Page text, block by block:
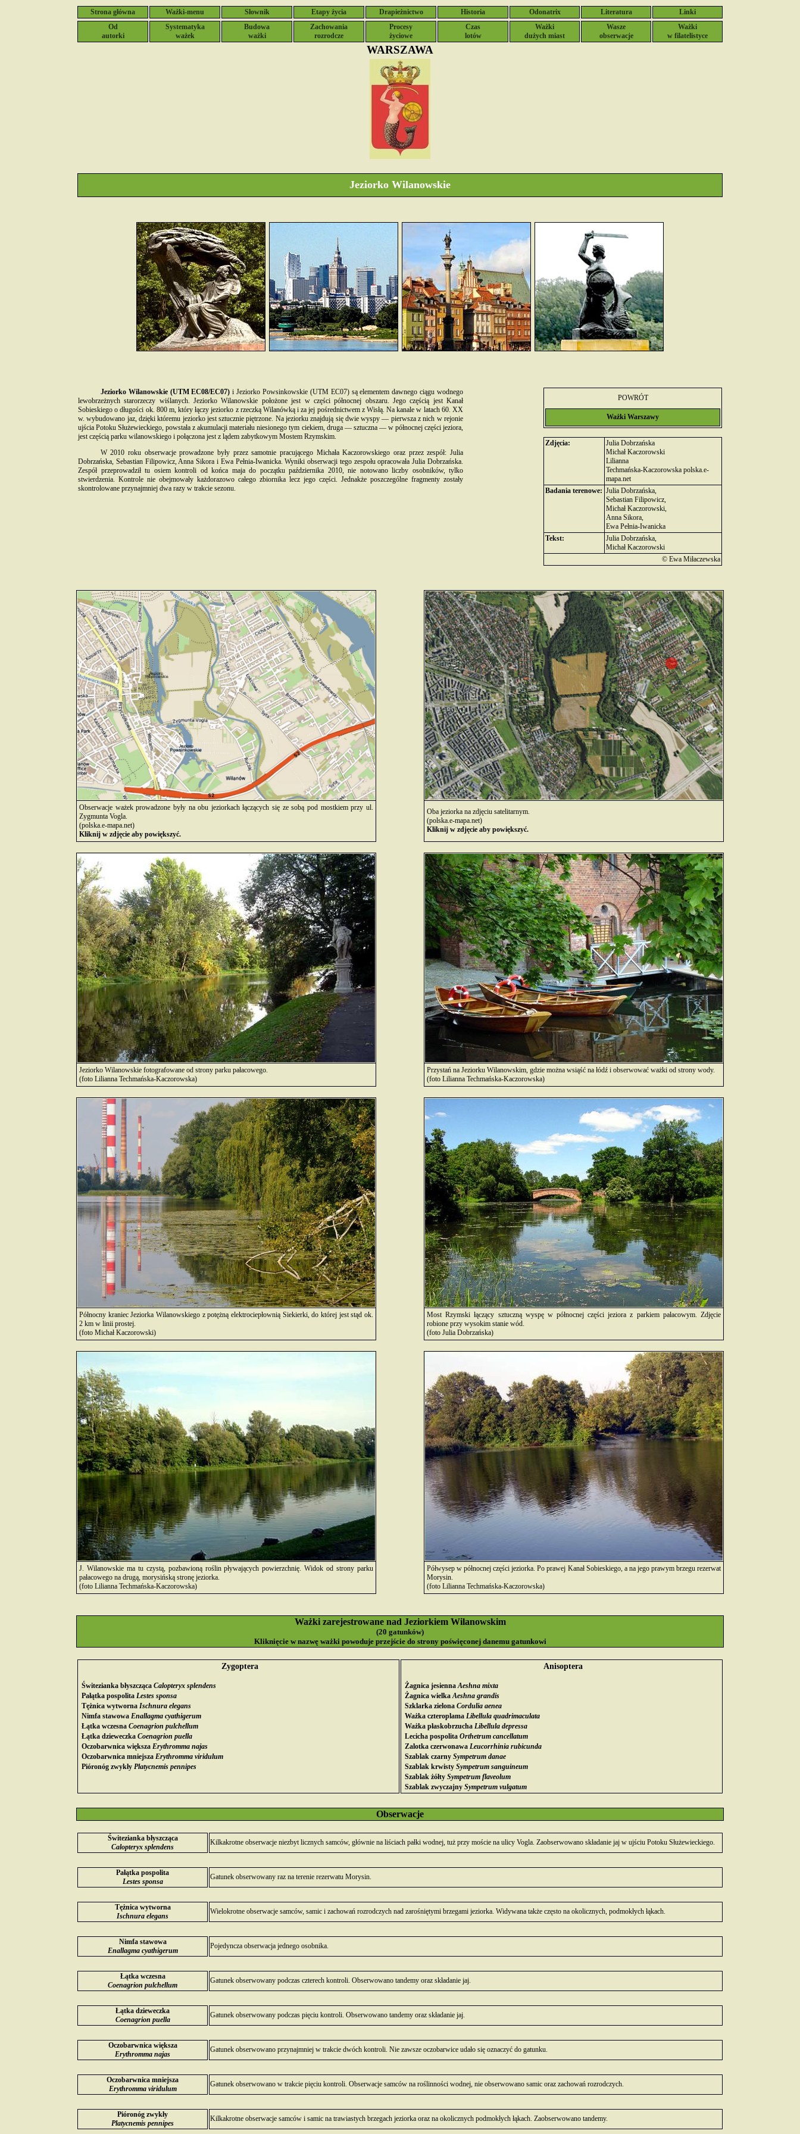
Strona główna Ważki-menu Słownik Etapy życia Drapieżnictwo Historia Odonatrix Literatura
Linki
Od
autorki
Systematyka
ważek
Budowa
ważki
Zachowania
rozrodcze
Procesy
życiowe
Czas
lotów
Ważki
dużych miast
Wasze
obserwacje
Ważki
w filatelistyce
WARSZAWA
Jeziorko Wilanowskie
Jeziorko Wilanowskie (UTM EC08/EC07) i Jeziorko Powsinkowskie (UTM EC07) są elementem dawnego ciągu wodnego
lewobrzeżnych starorzeczy wiślanych. Jeziorko Wilanowskie położone jest w części północnej obszaru. Jego częścią jest Kanał
Sobieskiego o długości ok. 800 m, który łączy jeziorko z rzeczką Wilanówką i za jej pośrednictwem z Wisłą. Na kanale w latach 60. XX
w. wybudowano jaz, dzięki któremu jeziorko jest sztucznie piętrzone. Na jeziorku znajdują się dwie wyspy — pierwsza z nich w rejonie
ujścia Potoku Służewieckiego, powstała z akumulacji materiału niesionego tym ciekiem, druga — sztuczna — w północnej części jeziora,
jest częścią parku wilanowskiego i połączona jest z lądem zabytkowym Mostem Rzymskim.
W 2010 roku obserwacje prowadzone były przez samotnie pracującego Michała Kaczorowskiego oraz przez zespół: Julia
Dobrzańska, Sebastian Filipowicz, Anna Sikora i Ewa Pełnia-Iwanicka. Wyniki obserwacji tego zespołu opracowała Julia Dobrzańska.
Zespół przeprowadził tu osiem kontroli od końca maja do początku października 2010, nie notowano liczby osobników, tylko
stwierdzenia. Kontrole nie obejmowały każdorazowo całego zbiornika lecz jego części. Jednakże poszczególne fragmenty zostały
skontrolowane przynajmniej dwa razy w trakcie sezonu.
POWRÓT
Ważki Warszawy
Zdjęcia:
Julia Dobrzańska
Michał Kaczorowski
Lilianna
Techmańska-Kaczorowska polska.e-
mapa.net
Badania terenowe: Julia Dobrzańska,
Sebastian Filipowicz,
Michał Kaczorowski,
Anna Sikora,
Ewa Pełnia-Iwanicka
Tekst:
Julia Dobrzańska,
Michał Kaczorowski
© Ewa Miłaczewska
Obserwacje ważek prowadzone były na obu jeziorkach łączących się ze sobą pod mostkiem przy ul.
Zygmunta Vogla.
(polska.e-mapa.net)
Kliknij w zdjęcie aby powiększyć.
Oba jeziorka na zdjęciu satelitarnym.
(polska.e-mapa.net)
Kliknij w zdjęcie aby powiększyć.
Jeziorko Wilanowskie fotografowane od strony parku pałacowego.
(foto Lilianna Techmańska-Kaczorowska)
Przystań na Jeziorku Wilanowskim, gdzie można wsiąść na łódź i obserwować ważki od strony wody.
(foto Lilianna Techmańska-Kaczorowska)
Północny kraniec Jeziorka Wilanowskiego z potężną elektrociepłownią Siekierki, do której jest stąd ok.
2 km w linii prostej.
(foto Michał Kaczorowski)
Most Rzymski łączący sztuczną wyspę w północnej części jeziora z parkiem pałacowym. Zdjęcie
robione przy wysokim stanie wód.
(foto Julia Dobrzańska)
J. Wilanowskie ma tu czystą, pozbawioną roślin pływających powierzchnię. Widok od strony parku
pałacowego na drugą, morysińską stronę jeziorka.
(foto Lilianna Techmańska-Kaczorowska)
Półwysep w północnej części jeziorka. Po prawej Kanał Sobieskiego, a na jego prawym brzegu rezerwat
Morysin.
(foto Lilianna Techmańska-Kaczorowska)
Ważki zarejestrowane nad Jeziorkiem Wilanowskim
(20 gatunków)
Kliknięcie w nazwę ważki powoduje przejście do strony poświęconej danemu gatunkowi
Zygoptera
Świtezianka błyszcząca Calopteryx splendens
Pałątka pospolita Lestes sponsa
Tężnica wytworna Ischnura elegans
Nimfa stawowa Enallagma cyathigerum
Łątka wczesna Coenagrion pulchellum
Łątka dzieweczka Coenagrion puella
Oczobarwnica większa Erythromma najas
Oczobarwnica mniejsza Erythromma viridulum
Pióronóg zwykły Platycnemis pennipes
Anisoptera
Żagnica jesiennaAeshna mixta
Żagnica wielkaAeshna grandis
Szklarka zielona Cordulia aenea
Ważka czteroplama Libellula quadrimaculata
Ważka płaskobrzucha Libellula depressa
Lecicha pospolita Orthetrum cancellatum
Zalotka czerwonawa Leucorrhinia rubicunda
Szablak czarny Sympetrum danae
Szablak krwisty Sympetrum sanguineum
Szablak żółty Sympetrum flaveolum
Szablak zwyczajny Sympetrum vulgatum
Obserwacje
Świtezianka błyszcząca
Calopteryx splendens
Kilkakrotne obserwacje niezbyt licznych samców, głównie na liściach pałki wodnej, tuż przy moście na ulicy Vogla. Zaobserwowano składanie jaj w ujściu Potoku Służewieckiego.
Pałątka pospolita
Lestes sponsa
Gatunek obserwowany raz na terenie rezerwatu Morysin.
Tężnica wytworna
Ischnura elegans
Wielokrotne obserwacje samców, samic i zachowań rozrodczych nad zarośniętymi brzegami jeziorka. Widywana także często na okolicznych, podmokłych łąkach.
Nimfa stawowa
Enallagma cyathigerum
Pojedyncza obserwacja jednego osobnika.
Łątka wczesna
Coenagrion pulchellum
Gatunek obserwowany podczas czterech kontroli. Obserwowano tandemy oraz składanie jaj.
Łątka dzieweczka
Coenagrion puella
Gatunek obserwowany podczas pięciu kontroli. Obserwowano tandemy oraz składanie jaj.
Oczobarwnica większa
Erythromma najas
Gatunek obserwowano przynajmniej w trakcie dwóch kontroli. Nie zawsze oczobarwice udało się oznaczyć do gatunku.
Oczobarwnica mniejsza
Erythromma viridulum
Gatunek obserwowano w trakcie pięciu kontroli. Obserwacje samców na roślinności wodnej, nie obserwowano samic oraz zachowań rozrodczych.
Pióronóg zwykły
Platycnemis pennipes
Kilkakrotne obserwacje samców i samic na trawiastych brzegach jeziorka oraz na okolicznych podmokłych łąkach. Zaobserwowano tandemy.